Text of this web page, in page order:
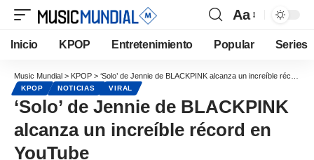
Aa
Inicio KPOP Entretenimiento Popular Series
Music Mundial > KPOP > ‘Solo’ de Jennie de BLACKPINK alcanza un increíble récord en YouTube
KPOP NOTICIAS VIRAL
‘Solo’ de Jennie de BLACKPINK
alcanza un increíble récord en
YouTube